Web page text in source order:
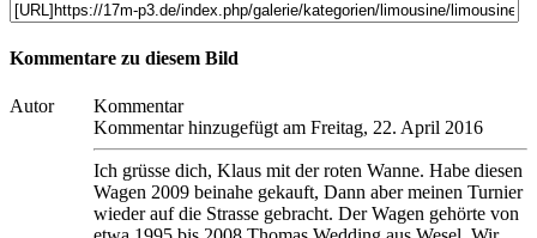
Kommentare zu diesem Bild
Autor Kommentar
Kommentar hinzugefügt am Freitag, 22. April 2016
Ich grüsse dich, Klaus mit der roten Wanne. Habe diesen
Wagen 2009 beinahe gekauft, Dann aber meinen Turnier
wieder auf die Strasse gebracht. Der Wagen gehörte von